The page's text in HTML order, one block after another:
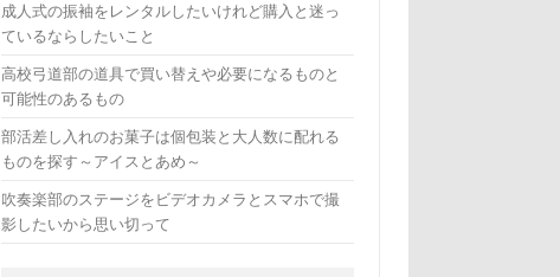
成人式の振袖をレンタルしたいけれど購入と迷っ
ているならしたいこと
高校弓道部の道具で買い替えや必要になるものと
可能性のあるもの
部活差し入れのお菓子は個包装と大人数に配れる
ものを探す～アイスとあめ～
吹奏楽部のステージをビデオカメラとスマホで撮
影したいから思い切って